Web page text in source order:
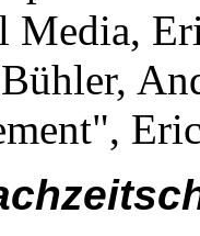
Media,